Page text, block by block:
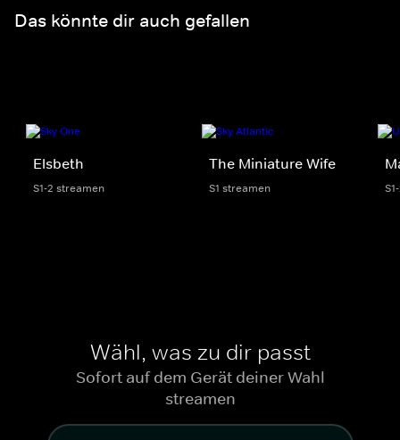
Das könnte dir auch gefallen
Elsbeth
S1-2 streamen
The Miniature Wife
S1 streamen
Wähl, was zu dir passt
Sofort auf dem Gerät deiner Wahl
streamen